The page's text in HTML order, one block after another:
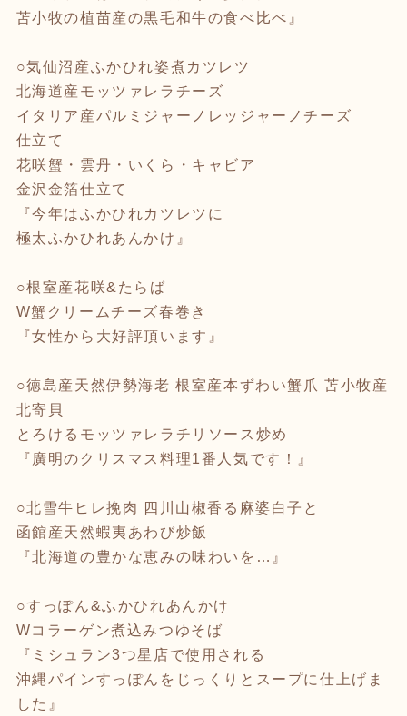
苫小牧の植苗産の黒毛和牛の食べ比べ』
○気仙沼産ふかひれ姿煮カツレツ
北海道産モッツァレラチーズ
イタリア産パルミジャーノレッジャーノチーズ
仕立て
花咲蟹・雲丹・いくら・キャビア
金沢金箔仕立て
『今年はふかひれカツレツに
極太ふかひれあんかけ』
○根室産花咲&たらば
W蟹クリームチーズ春巻き
『女性から大好評頂います』
○徳島産天然伊勢海老 根室産本ずわい蟹爪 苫小牧産
北寄貝
とろけるモッツァレラチリソース炒め
『廣明のクリスマス料理1番人気です！』
○北雪牛ヒレ挽肉 四川山椒香る麻婆白子と
函館産天然蝦夷あわび炒飯
『北海道の豊かな恵みの味わいを…』
○すっぽん&ふかひれあんかけ
Wコラーゲン煮込みつゆそば
『ミシュラン3つ星店で使用される
沖縄パインすっぽんをじっくりとスープに仕上げま
した』